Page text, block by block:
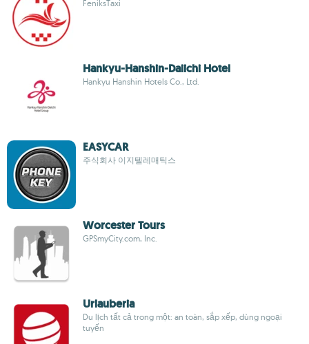
FeniksTaxi
Hankyu-Hanshin-Daiichi Hotel
Hankyu Hanshin Hotels Co., Ltd.
EASYCAR
주식회사 이지텔레매틱스
Worcester Tours
GPSmyCity.com, Inc.
Urlauberia
Du lịch tất cả trong một: an toàn, sắp xếp, dùng ngoại
tuyến